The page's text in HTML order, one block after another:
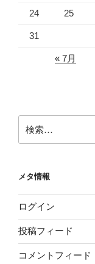
24 25
31
« 7月
索:
メタ情報
ログイン
投稿フィード
コメントフィード